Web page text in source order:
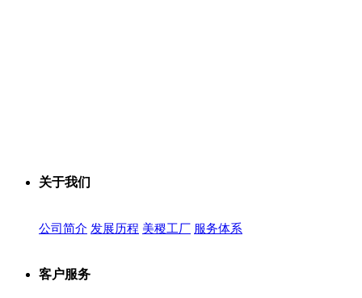
关于我们
公司简介 发展历程 美稷工厂 服务体系
客户服务